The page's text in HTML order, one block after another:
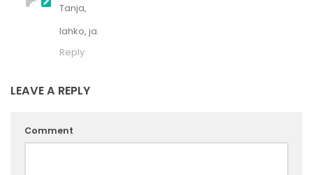
Tanja,
lahko, ja.
Reply
LEAVE A REPLY
Comment